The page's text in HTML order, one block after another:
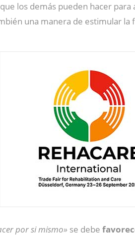
los demás pueden hacer
una manera de estimular
por si mismo» se debe